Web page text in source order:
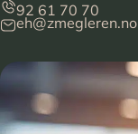
92 61 70 70
eh@zmegleren.no